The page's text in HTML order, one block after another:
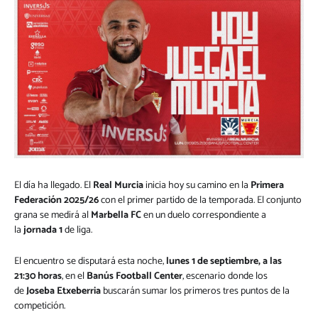
El día ha llegado. ElReal Murciainicia hoy su camino en la Primera
Federación 2025/26con el primer partido de la temporada. El conjunto
grana se medirá alMarbella FCen un duelo correspondiente a
lajornada 1de liga.
El encuentro se disputará esta noche,lunes 1 de septiembre, a las
21:30 horas, en elBanús Football Center, escenario donde los
deJoseba Etxeberriabuscarán sumar los primeros tres puntos de la
competición.